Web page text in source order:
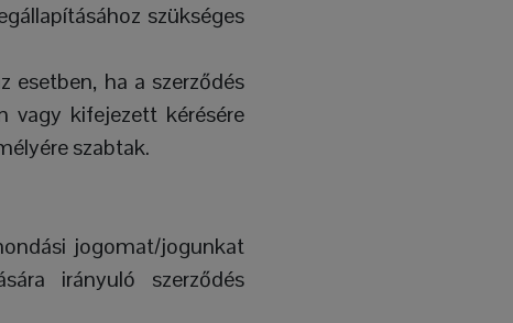
szükséges
esetben, ha a szerződés
vagy kifejezett kérésére
szabtak.
jogomat/jogunkat
irányuló szerződés